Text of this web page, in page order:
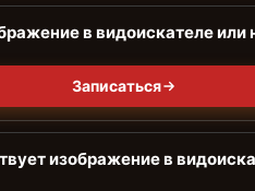
в видоискателе или
Записаться
изображение в